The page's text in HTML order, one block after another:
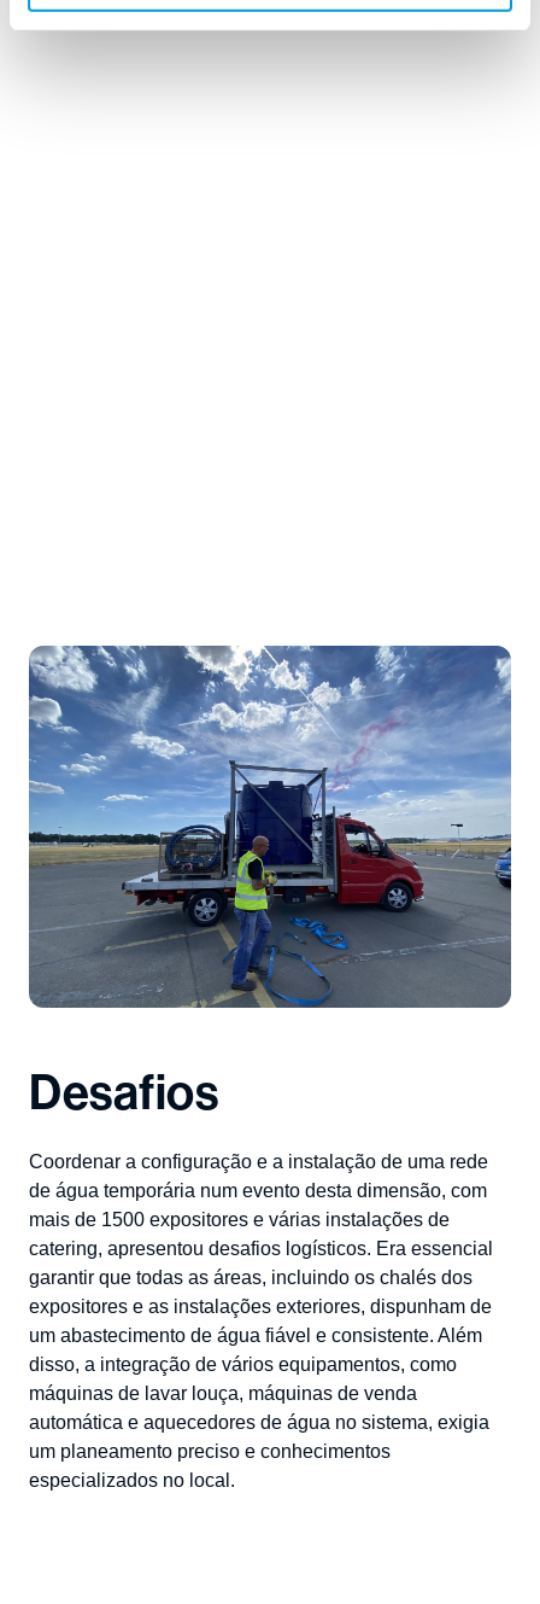
Desafios
Coordenar a configuração e a instalação de uma rede
de água temporária num evento desta dimensão, com
mais de 1500 expositores e várias instalações de
catering, apresentou desafios logísticos. Era essencial
garantir que todas as áreas, incluindo os chalés dos
expositores e as instalações exteriores, dispunham de
um abastecimento de água fiável e consistente. Além
disso, a integração de vários equipamentos, como
máquinas de lavar louça, máquinas de venda
automática e aquecedores de água no sistema, exigia
um planeamento preciso e conhecimentos
especializados no local.